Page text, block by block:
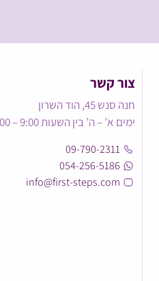
צור קשר
חנה סנש 45, הוד השרון
ימים א’ – ה’ בין השעות 9:00 – 17:00
09-790-2311
054-256-5186
info@first-steps.com